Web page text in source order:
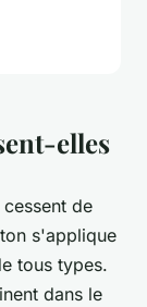
elles
de
s'applique
tous types.
dans le